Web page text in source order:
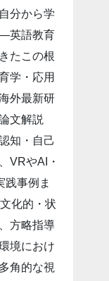
分から学
英語教育
たこの根
学・応用
外最新研
文解説
知・自己
VRやAI・
践事例ま
化的・状
方略指導
境におけ
角的な視